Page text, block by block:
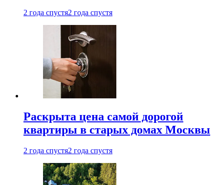
2 года спустя2 года спустя
Раскрыта цена самой дорогой
квартиры в старых домах Москвы
2 года спустя2 года спустя